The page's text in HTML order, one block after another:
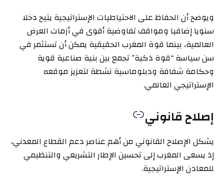
ويوضح أن الحفاظ على الاحتياطيات الإستراتيجية يتيح دخلا
سنويا إضافيا ومواقف تفاوضية أقوى في أزمات العرض
العالمية، بينما قوة المغرب الحقيقية يمكن أن تستثمر في
سن سياسة “قوة ذكية” تجمع بين بنية صناعية قوية
وحكامة شفافة ودبلوماسية نشطة لتعزيز موقعه
الإستراتيجي العالمي.
إصلاح قانوني
يشكل الإصلاح القانوني من أهم عناصر دعم القطاع المعدني،
إذ يسعى المغرب إلى تحسين الإطار التشريعي والتنظيمي
للمعادن الإستراتيجية.